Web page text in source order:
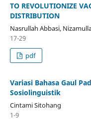
TO REVOLUTIONIZE
DISTRIBUTION
Nasrullah Abbasi,
17-29
pdf
Variasi Bahasa Gaul
Sosiolinguistik
Cintami Sitohang
1-9